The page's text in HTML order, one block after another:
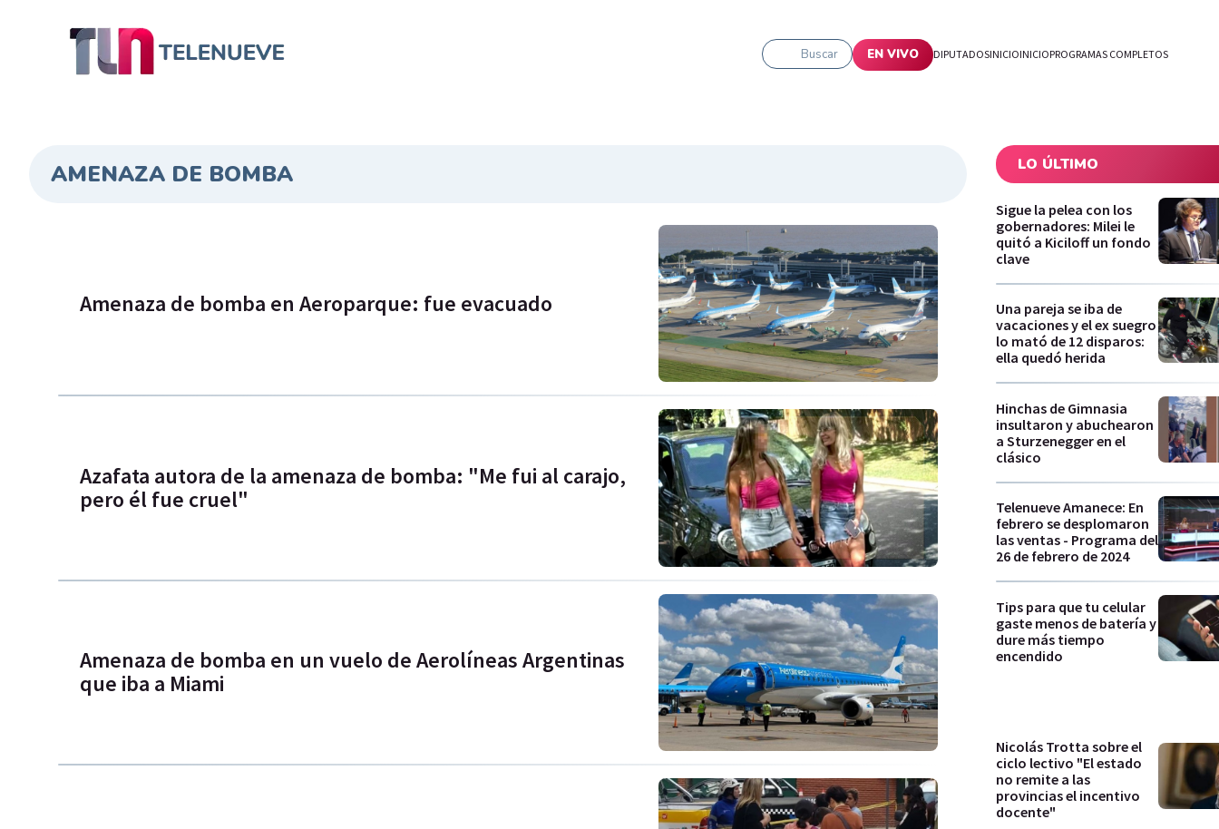
Buscar EN VIVO DIPUTADOSINICIOINICIOPROGRAMAS COMPLETOS
AMENAZA DE BOMBA
Amenaza de bomba en Aeroparque: fue evacuado
Azafata autora de la amenaza de bomba: "Me fui al carajo,
pero él fue cruel"
Amenaza de bomba en un vuelo de Aerolíneas Argentinas
que iba a Miami
LO ÚLTIMO
Sigue la pelea con los
gobernadores: Milei le
quitó a Kiciloff un fondo
clave
Una pareja se iba de
vacaciones y el ex suegro
lo mató de 12 disparos:
ella quedó herida
Hinchas de Gimnasia
insultaron y abuchearon
a Sturzenegger en el
clásico
Telenueve Amanece: En
febrero se desplomaron
las ventas - Programa del
26 de febrero de 2024
Tips para que tu celular
gaste menos de batería y
dure más tiempo
encendido
Nicolás Trotta sobre el
ciclo lectivo "El estado
no remite a las
provincias el incentivo
docente"